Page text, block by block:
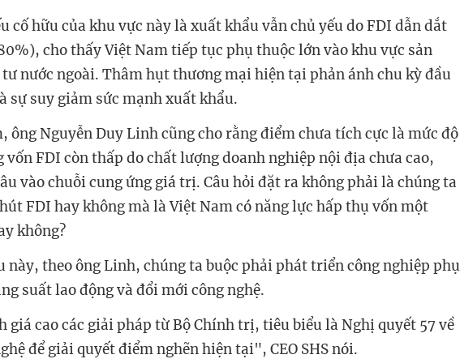
cố hữu của khu vực này là xuất khẩu vẫn chủ yếu do FDI dẫn dắt
cho thấy Việt Nam tiếp tục phụ thuộc lớn vào khu vực sản
nước ngoài. Thâm hụt thương mại hiện tại phản ánh chu kỳ đầu
sự suy giảm sức mạnh xuất khẩu.
ông Nguyễn Duy Linh cũng cho rằng điểm chưa tích cực là mức độ
vốn FDI còn thấp do chất lượng doanh nghiệp nội địa chưa cao,
vào chuỗi cung ứng giá trị. Câu hỏi đặt ra không phải là chúng ta
FDI hay không mà là Việt Nam có năng lực hấp thụ vốn một
không?
này, theo ông Linh, chúng ta buộc phải phát triển công nghiệp phụ
suất lao động và đổi mới công nghệ.
giá cao các giải pháp từ Bộ Chính trị, tiêu biểu là Nghị quyết 57 về
để giải quyết điểm nghẽn hiện tại", CEO SHS nói.